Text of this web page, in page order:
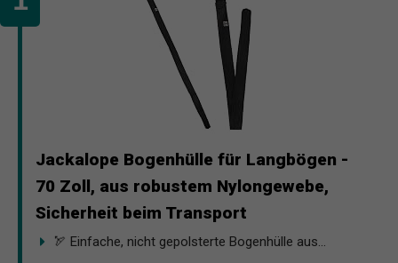
Jackalope Bogenhülle für Langbögen -
70 Zoll, aus robustem Nylongewebe,
Sicherheit beim Transport
🏹 Einfache, nicht gepolsterte Bogenhülle aus...